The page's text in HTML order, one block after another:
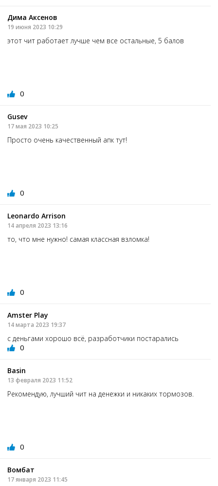
Дима Аксенов
19 июня 2023 10:29
этот чит работает лучше чем все остальные, 5 балов
0
Gusev
17 мая 2023 10:25
Просто очень качественный апк тут!
0
Leonardo Arrison
14 апреля 2023 13:16
то, что мне нужно! самая классная взломка!
0
Amster Play
14 марта 2023 19:37
с деньгами хорошо всё, разработчики постарались
0
Basin
13 февраля 2023 11:52
Рекомендую, лучший чит на денежки и никаких тормозов.
0
Вомбат
17 января 2023 11:45